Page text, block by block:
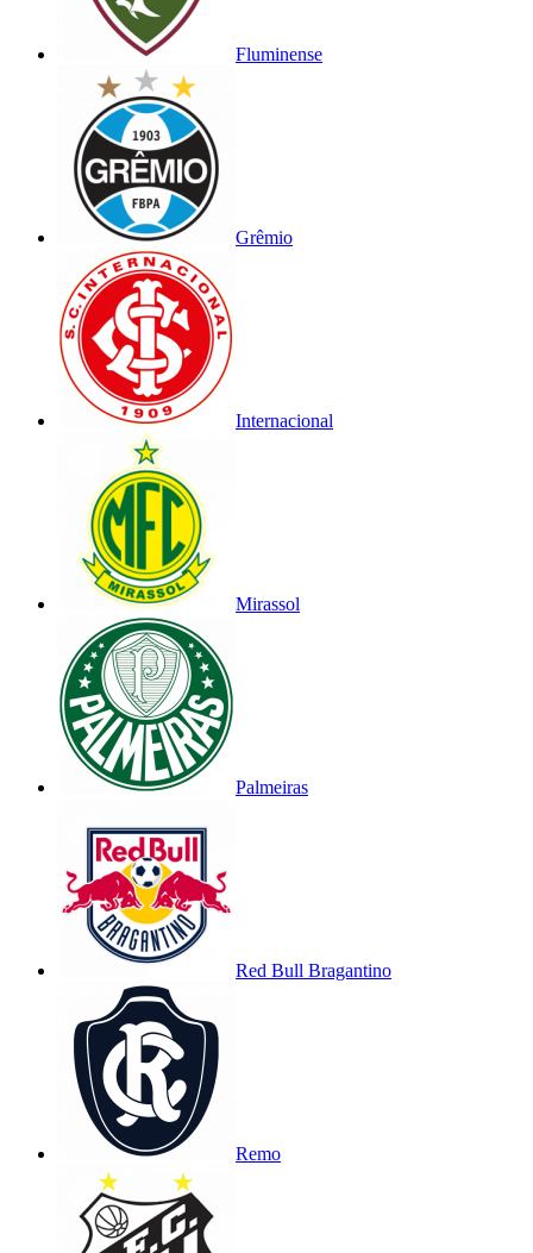
Fluminense
Grêmio
Internacional
Mirassol
Palmeiras
Red Bull Bragantino
Remo